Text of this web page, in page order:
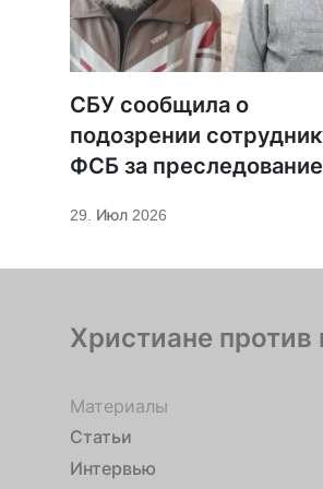
СБУ сообщила о
подозрении
ФСБ за преследование
29. Июл 2026
Христиане против
Материалы
Статьи
Интервью